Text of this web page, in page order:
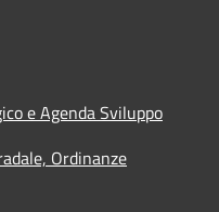
e Agenda Sviluppo
Ordinanze